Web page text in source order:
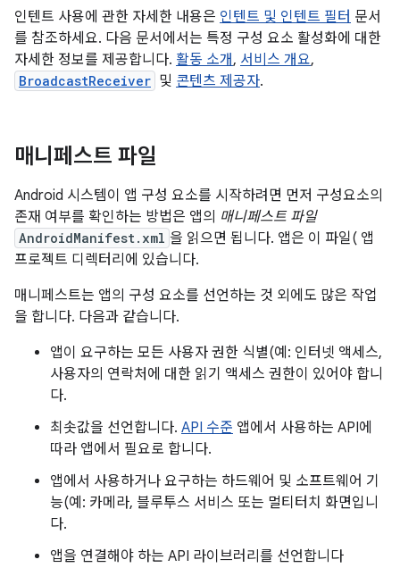
인텐트 사용에 관한 자세한 내용은 인텐트 및 인텐트 필터 문서
를 참조하세요. 다음 문서에서는 특정 구성 요소 활성화에 대한
자세한 정보를 제공합니다. 활동 소개, 서비스 개요,
BroadcastReceiver 및 콘텐츠 제공자.
매니페스트 파일
Android 시스템이 앱 구성 요소를 시작하려면 먼저 구성요소의
존재 여부를 확인하는 방법은 앱의 매니페스트 파일
AndroidManifest.xml 을 읽으면 됩니다. 앱은 이 파일( 앱
프로젝트 디렉터리에 있습니다.
매니페스트는 앱의 구성 요소를 선언하는 것 외에도 많은 작업
을 합니다. 다음과 같습니다.
앱이 요구하는 모든 사용자 권한 식별(예: 인터넷 액세스,
사용자의 연락처에 대한 읽기 액세스 권한이 있어야 합니
다.
최솟값을 선언합니다. API 수준 앱에서 사용하는 API에
따라 앱에서 필요로 합니다.
앱에서 사용하거나 요구하는 하드웨어 및 소프트웨어 기
능(예: 카메라, 블루투스 서비스 또는 멀티터치 화면입니
다.
앱을 연결해야 하는 API 라이브러리를 선언합니다